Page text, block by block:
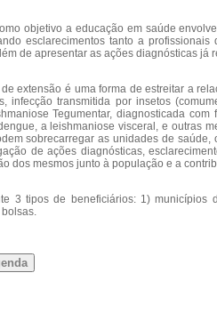
objetivo a educação em saúde
esclarecimentos tanto a
de apresentar as ações diagnósticas
extensão é uma forma de estreitar a
infecção transmitida por insetos
Tegumentar, diagnosticada
a leishmaniose visceral, e outras
sobrecarregar as unidades de
de ações diagnósticas,
dos mesmos junto à população e a
3 tipos de beneficiários: 1)